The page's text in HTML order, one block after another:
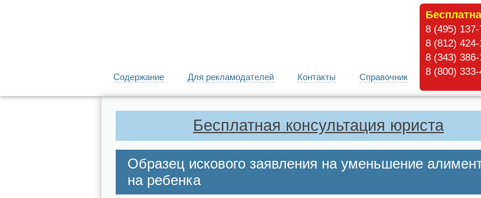
8 (495)
8 (812)
8 (343)
8 (800)
Содержание Для рекламодателей Контакты Справочник
Бесплатная консультация юриста
Образец искового заявления на уменьшение
на ребенка